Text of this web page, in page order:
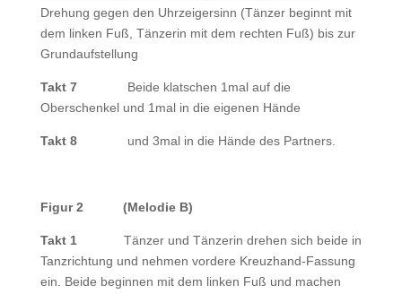
Drehung gegen den Uhrzeigersinn (Tänzer beginnt mit
dem linken Fuß, Tänzerin mit dem rechten Fuß) bis zur
Grundaufstellung
Takt 7
Beide klatschen 1mal auf die
Oberschenkel und 1mal in die eigenen Hände
Takt 8 und 3mal in die Hände des Partners.
Figur 2 (Melodie B)
Takt 1 Tänzer und Tänzerin drehen sich beide in
Tanzrichtung und nehmen vordere Kreuzhand-Fassung
ein. Beide beginnen mit dem linken Fuß und machen